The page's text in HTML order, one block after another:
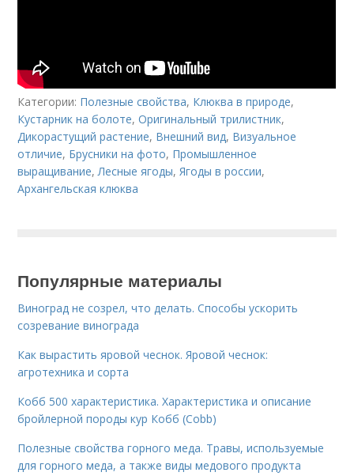
Категории: Полезные свойства, Клюква в природе,
Кустарник на болоте,Оригинальный трилистник,
Дикорастущий растение, Внешний вид, Визуальное
отличие, Брусники на фото, Промышленное
выращивание,Лесные ягоды,Ягоды в россии,
Архангельская клюква
Популярные материалы
Виноград не созрел, что делать. Способы ускорить
созревание винограда
Как вырастить яровой чеснок. Яровой чеснок:
агротехника и сорта
Кобб 500 характеристика. Характеристика и описание
бройлерной породы кур Кобб (Cobb)
Полезные свойства горного меда. Травы, используемые
для горного меда, а также виды медового продукта